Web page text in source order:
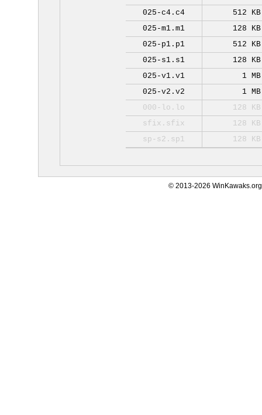
025-c4.c4
512 KB
025-m1.m1
128 KB
025-p1.p1
512 KB
025-s1.s1
128 KB
025-v1.v1
1 MB
025-v2.v2
1 MB
000-lo.lo
128 KB
sfix.sfix
128 KB
sp-s2.sp1
128 KB
© 2013-2026